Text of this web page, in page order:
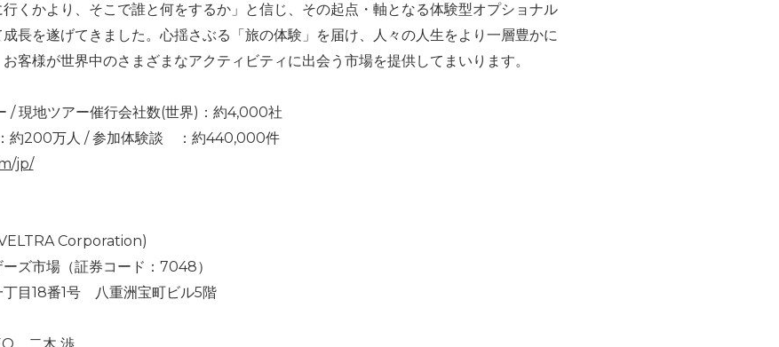
くかより、そこで誰と何をするか」と信じ、その起点・軸となる体験型オプショナル
長を遂げてきました。心揺さぶる「旅の体験」を届け、人々の人生をより一層豊かに
客様が世界中のさまざまなアクティビティに出会う市場を提供してまいります。
/ 現地ツアー催行会社数(世界)：約4,000社
約200万人 / 参加体験談 ：約440,000件
jp/
Corporation)
ズ市場（証券コード：7048）
目18番1号 八重洲宝町ビル5階